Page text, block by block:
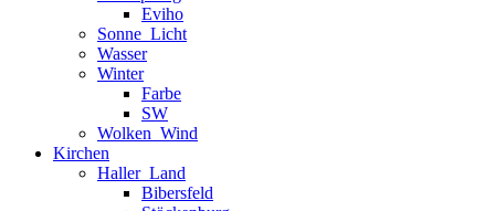
Eviho
Sonne_Licht
Wasser
Winter
Farbe
SW
Wolken_Wind
Kirchen
Haller_Land
Bibersfeld